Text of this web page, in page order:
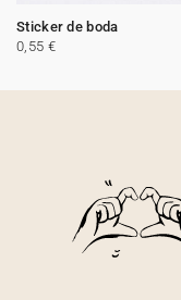
Sticker de boda
0,55 €